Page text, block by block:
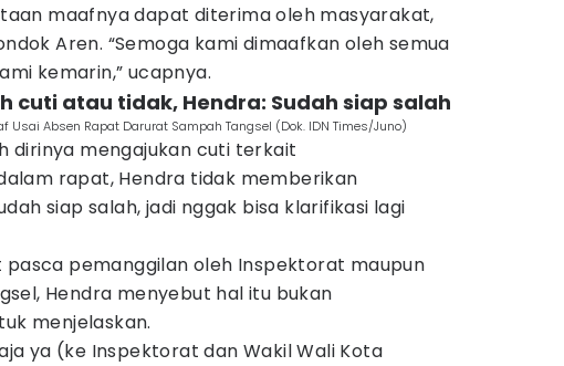
maafnya dapat diterima oleh masyarakat,
Aren. “Semoga kami dimaafkan oleh semua
kemarin,” ucapnya.
cuti atau tidak, Hendra: Sudah siap salah
Usai Absen Rapat Darurat Sampah Tangsel (Dok. IDN Times/Juno)
dirinya mengajukan cuti terkait
rapat, Hendra tidak memberikan
siap salah, jadi nggak bisa klarifikasi lagi
pemanggilan oleh Inspektorat maupun
Hendra menyebut hal itu bukan
menjelaskan.
ya (ke Inspektorat dan Wakil Wali Kota